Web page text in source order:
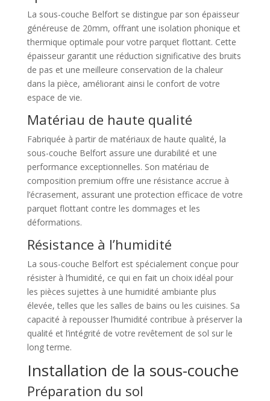
La sous-couche Belfort se distingue par son épaisseur
généreuse de 20mm, offrant une isolation phonique et
thermique optimale pour votre parquet flottant. Cette
épaisseur garantit une réduction significative des bruits
de pas et une meilleure conservation de la chaleur
dans la pièce, améliorant ainsi le confort de votre
espace de vie.
Matériau de haute qualité
Fabriquée à partir de matériaux de haute qualité, la
sous-couche Belfort assure une durabilité et une
performance exceptionnelles. Son matériau de
composition premium offre une résistance accrue à
l’écrasement, assurant une protection efficace de votre
parquet flottant contre les dommages et les
déformations.
Résistance à l’humidité
La sous-couche Belfort est spécialement conçue pour
résister à l’humidité, ce qui en fait un choix idéal pour
les pièces sujettes à une humidité ambiante plus
élevée, telles que les salles de bains ou les cuisines. Sa
capacité à repousser l’humidité contribue à préserver la
qualité et l’intégrité de votre revêtement de sol sur le
long terme.
Installation de la sous-couche
Préparation du sol